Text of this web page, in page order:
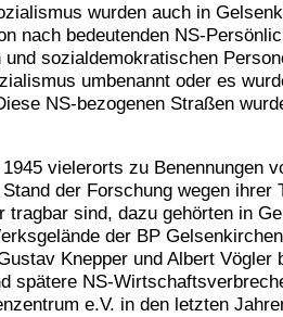
wurden auch in
nach bedeutenden NS-
sozialdemokratischen
umbenannt oder es
NS-bezogenen Straßen
vielerorts zu Benennungen
der Forschung wegen
tragbar sind, dazu gehörten in
der BP
Knepper und Albert
spätere NS-
e.V. in den letzten